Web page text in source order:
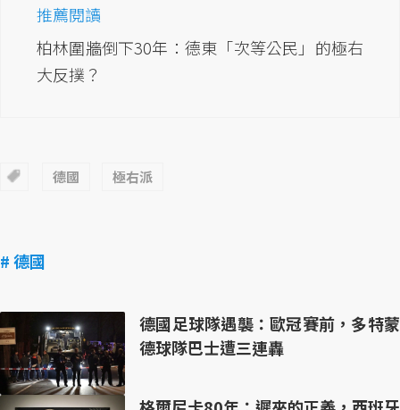
推薦閱讀
柏林圍牆倒下30年：德東「次等公民」的極右
大反撲？
德國 極右派
# 德國
德國足球隊遇襲：歐冠賽前，多特蒙
德球隊巴士遭三連轟